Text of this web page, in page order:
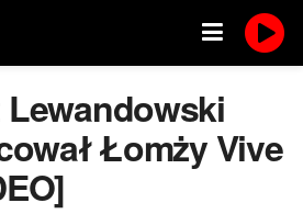
Łomży Vive